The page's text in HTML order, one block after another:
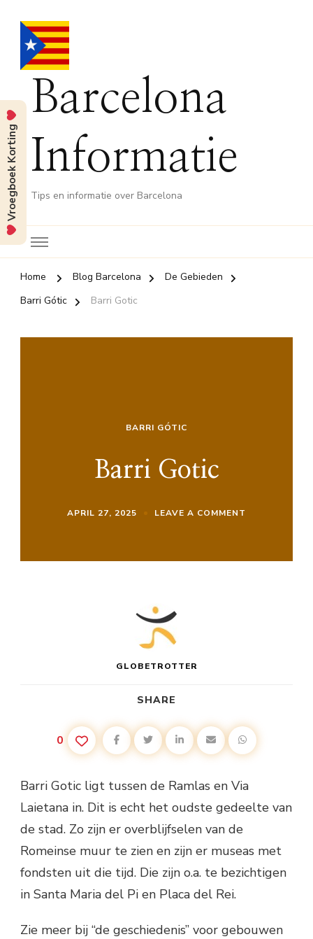
Barcelona
Informatie
Tips en informatie over Barcelona
Home Blog Barcelona
De Gebieden
Barri Gótic
Barri Gotic
BARRI GÓTIC
Barri Gotic
APRIL 27, 2025 LEAVE A COMMENT
GLOBETROTTER
SHARE
0
Barri Gotic ligt tussen de Ramlas en Via
Laietana in. Dit is echt het oudste gedeelte van
de stad. Zo zijn er overblijfselen van de
Romeinse muur te zien en zijn er museas met
fondsten uit die tijd. Die zijn o.a. te bezichtigen
in Santa Maria del Pi en Placa del Rei.
Zie meer bij “de geschiedenis” voor gebouwen
Vroegboek Korting